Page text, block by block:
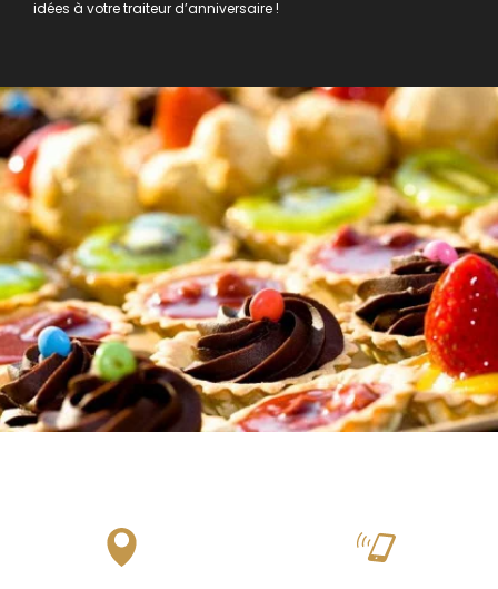
idées à votre traiteur d’anniversaire !